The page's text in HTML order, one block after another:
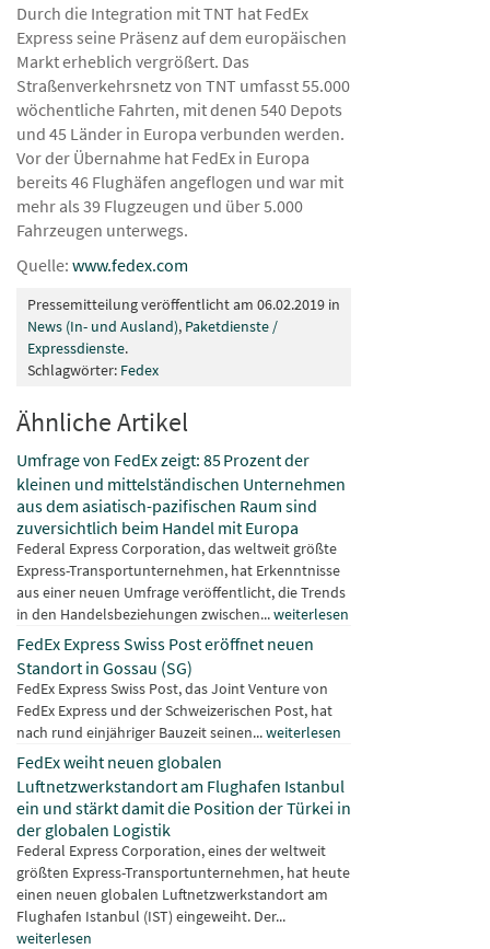
Durch die Integration mit TNT hat FedEx
Express seine Präsenz auf dem europäischen
Markt erheblich vergrößert. Das
Straßenverkehrsnetz von TNT umfasst 55.000
wöchentliche Fahrten, mit denen 540 Depots
und 45 Länder in Europa verbunden werden.
Vor der Übernahme hat FedEx in Europa
bereits 46 Flughäfen angeflogen und war mit
mehr als 39 Flugzeugen und über 5.000
Fahrzeugen unterwegs.
Quelle: www.fedex.com
Pressemitteilung veröffentlicht am 06.02.2019 in
News (In- und Ausland), Paketdienste /
Expressdienste.
Schlagwörter: Fedex
Ähnliche Artikel
Umfrage von FedEx zeigt: 85 Prozent der
kleinen und mittelständischen Unternehmen
aus dem asiatisch-pazifischen Raum sind
zuversichtlich beim Handel mit Europa
Federal Express Corporation, das weltweit größte
Express-Transportunternehmen, hat Erkenntnisse
aus einer neuen Umfrage veröffentlicht, die Trends
in den Handelsbeziehungen zwischen...weiterlesen
FedEx Express Swiss Post eröffnet neuen
Standort in Gossau (SG)
FedEx Express Swiss Post, das Joint Venture von
FedEx Express und der Schweizerischen Post, hat
nach rund einjähriger Bauzeit seinen...weiterlesen
FedEx weiht neuen globalen
Luftnetzwerkstandort am Flughafen Istanbul
ein und stärkt damit die Position der Türkei in
der globalen Logistik
Federal Express Corporation, eines der weltweit
größten Express-Transportunternehmen, hat heute
einen neuen globalen Luftnetzwerkstandort am
Flughafen Istanbul (IST) eingeweiht. Der...
weiterlesen